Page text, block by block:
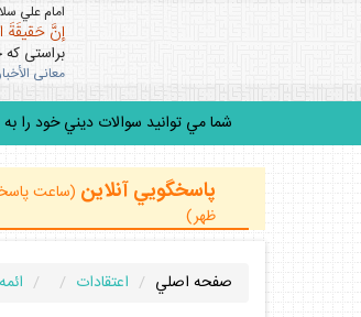
امام علي
إنَّ حَقيقَةَ
براستى
معانى الأخبار، ص 345، ح 1؛ ميزان
شما مي توانيد سوالات ديني خود را به سامانه
پاسخگويي آنلاين
ظهر)
صفحه اصلي اعتقادات